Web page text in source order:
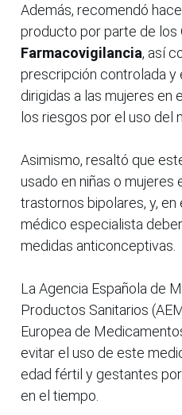
Además, recomendó
producto por parte de los
Farmacovigilancia, así
prescripción controlada y
dirigidas a las mujeres en
los riesgos por el uso del
Asimismo, resaltó que
usado en niñas o mujeres
trastornos bipolares, y, en
médico especialista
medidas anticonceptivas.
La Agencia Española de
Productos Sanitarios
Europea de
evitar el uso de este
edad fértil y gestantes
en el tiempo.